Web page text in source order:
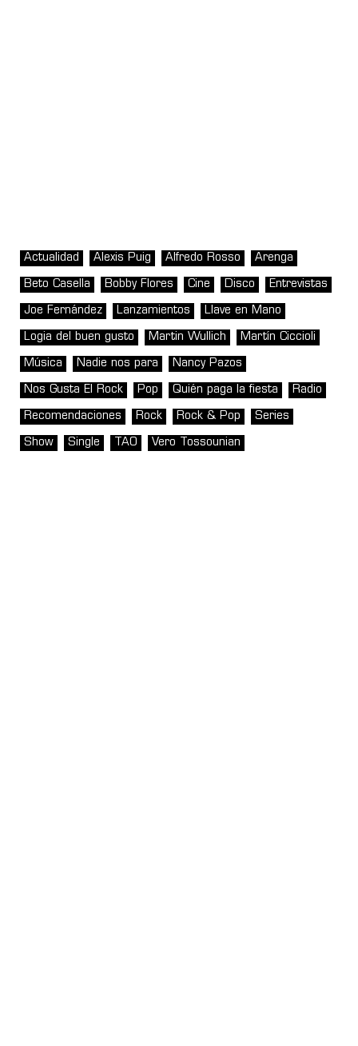
Actualidad Alexis Puig Alfredo Rosso Arenga
Beto Casella Bobby Flores Cine Disco Entrevistas
Joe Fernández Lanzamientos Llave en Mano
Logia del buen gusto Martin Wullich Martín Ciccioli
Música Nadie nos para Nancy Pazos
Nos Gusta El Rock Pop Quién paga la fiesta Radio
Recomendaciones Rock Rock & Pop Series
Show Single TAO Vero Tossounian